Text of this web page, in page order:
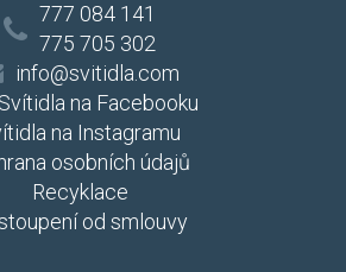
777 084 141
775 705 302
info@svitidla.com
Svítidla na Facebooku
na Instagramu
osobních údajů
Recyklace
od smlouvy